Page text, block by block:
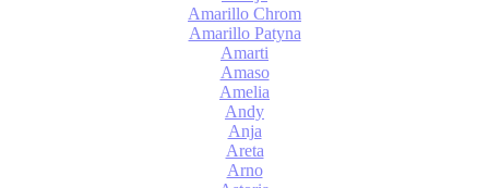
Amarillo Chrom
Amarillo Patyna
Amarti
Amaso
Amelia
Andy
Anja
Areta
Arno